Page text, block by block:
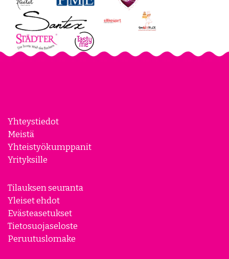
Yhteystiedot
Meistä
Yhteistyökumppanit
Yrityksille
Tilauksen seuranta
Yleiset ehdot
Evästeasetukset
Tietosuojaseloste
Peruutuslomake